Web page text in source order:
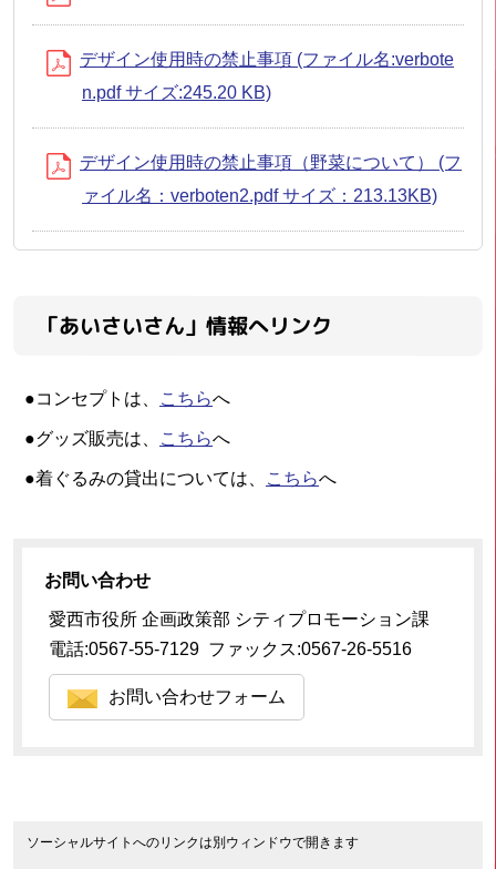
デザイン使用時の禁止事項 (ファイル名:verbote
n.pdf サイズ:245.20 KB)
デザイン使用時の禁止事項（野菜について） (フ
ァイル名：verboten2.pdf サイズ：213.13KB)
「あいさいさん」情報へリンク
●コンセプトは、 こちらへ
●グッズ販売は、 こちらへ
●着ぐるみの貸出については、 こちらへ
お問い合わせ
愛西市役所 企画政策部 シティプロモーション課
電話:0567-55-7129 ファックス:0567-26-5516
お問い合わせフォーム
ソーシャルサイトへのリンクは別ウィンドウで開きます